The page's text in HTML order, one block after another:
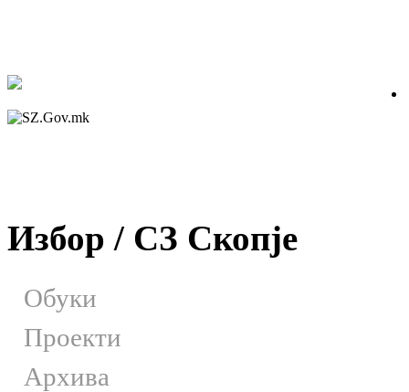
Избор / СЗ Скопје
Обуки
Проекти
Архива